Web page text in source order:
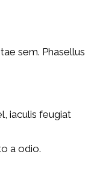
sem. Phasellus
iaculis feugiat
a odio.